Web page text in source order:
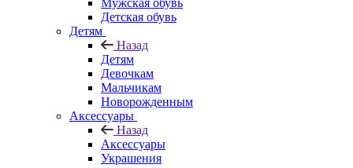
Мужская обувь
Детская обувь
Детям
Назад
Детям
Девочкам
Мальчикам
Новорожденным
Аксессуары
Назад
Аксессуары
Украшения